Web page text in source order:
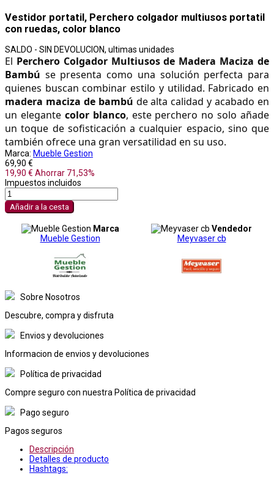
Vestidor portatil, Perchero colgador multiusos portatil
con ruedas, color blanco
SALDO - SIN DEVOLUCION, ultimas unidades
El Perchero Colgador Multiusos de Madera Maciza de
Bambú se presenta como una solución perfecta para
madera maciza de bambú de alta calidad y acabado en
un elegante color blanco, este perchero no solo añade
un toque de sofisticación a cualquier espacio, sino que
también ofrece una gran versatilidad en su uso.
Marca: Mueble Gestion
69,90 €
19,90 € Ahorrar 71,53%
Impuestos incluidos
Añadir a la cesta
Marca
Mueble Gestion
Vendedor
Meyvaser cb
Sobre Nosotros
Descubre, compra y disfruta
Envios y devoluciones
Informacion de envios y devoluciones
Política de privacidad
Compre seguro con nuestra Política de privacidad
Pago seguro
Pagos seguros
Descripción
Detalles de producto
Hashtags: